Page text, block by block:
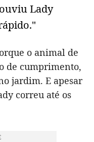
Lady
o animal de
de cumprimento,
jardim. E apesar
correu até os